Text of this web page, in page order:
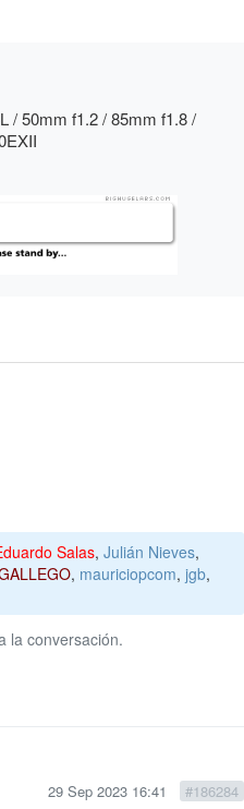
/ 50mm f1.2 / 85mm f1.8 /
Salas, Julián Nieves,
, mauriciopcom, jgb,
la conversación.
29 Sep 2023 16:41 #186284